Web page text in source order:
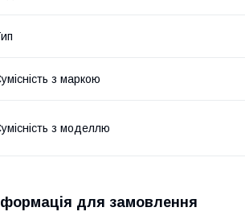
з маркою
з моделлю
для замовлення